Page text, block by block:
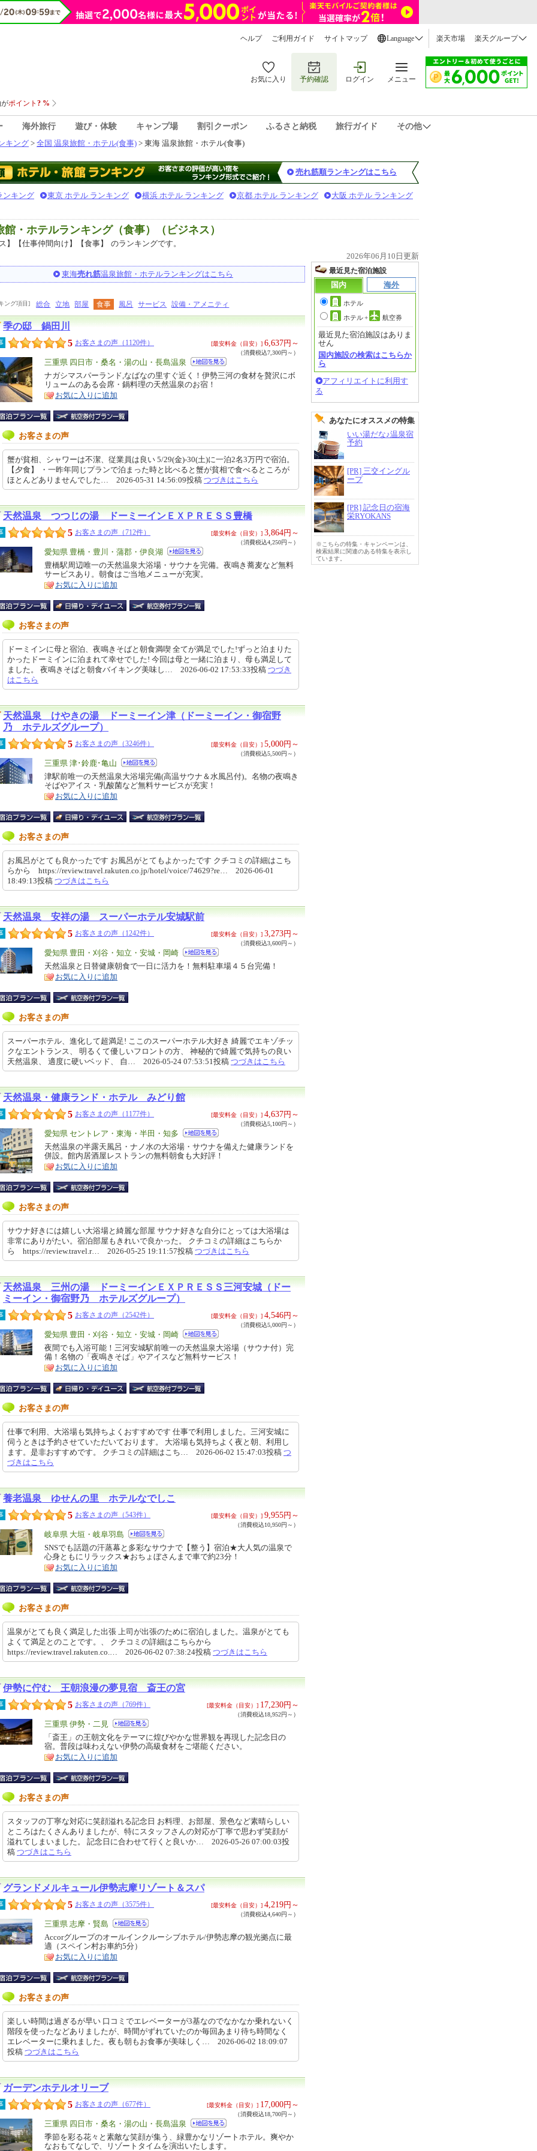
ヘルプ ご利用ガイド サイトマップ Language 楽天市場 楽天グループ
お気に入り 予約確認 ログイン メニュー
海外旅行 遊び・体験 キャンプ場 割引クーポン ふるさと納税 旅行ガイド
その他
キング > 全国 温泉旅館・ホテル(食事) > 東海 温泉旅館・ホテル(食事)
売れ筋順ランキングはこちら
ンキング 東京 ホテル ランキング 横浜 ホテル ランキング 京都 ホテル ランキング 大阪 ホテル ランキング
・ホテルランキング（食事）（ビジネス）
】【仕事仲間向け】【食事】
のランキングです。
2026年06月10日更新
東海売れ筋温泉旅館・ホテルランキングはこちら
ング項目] 総合 立地 部屋 食事 風呂 サービス 設備・アメニティ
季の邸 鍋田川
5 お客さまの声（1120件） [最安料金（目安）] 6,637円～
（消費税込7,300円～）
エ
リ
ア
三重県 四日市・桑名・湯の山・長島温泉
特
徴
ナガシマスパーランド,なばなの里すぐ近く！伊勢三河の食材を贅沢にボ
リュームのある会席・鍋料理の天然温泉のお宿！
お気に入りに追加
お客さまの声
蟹が貧相、シャワーは不潔、従業員は良い 5/29(金)-30(土)に一泊2名3万円で宿泊。
【夕食】 ・一昨年同じプランで泊まった時と比べると蟹が貧相で食べるところが
ほとんどありませんでした… 2026-05-31 14:56:09投稿 つづきはこちら
天然温泉 つつじの湯 ドーミーインＥＸＰＲＥＳＳ豊橋
5 お客さまの声（712件） [最安料金（目安）] 3,864円～
（消費税込4,250円～）
エ
リ
ア
愛知県 豊橋・豊川・蒲郡・伊良湖
特
徴
豊橋駅周辺唯一の天然温泉大浴場・サウナを完備。夜鳴き蕎麦など無料
サービスあり。朝食はご当地メニューが充実。
お気に入りに追加
お客さまの声
ドーミインに母と宿泊、夜鳴きそばと朝食満喫 全てが満足でした!ずっと泊まりた
かったドーミインに泊まれて幸せでした! 今回は母と一緒に泊まり、母も満足して
ました。 夜鳴きそばと朝食バイキング美味し… 2026-06-02 17:53:33投稿 つづき
はこちら
天然温泉 けやきの湯 ドーミーイン津（ドーミーイン・御宿野
乃 ホテルズグループ）
5 お客さまの声（3246件） [最安料金（目安）] 5,000円～
（消費税込5,500円～）
エ
リ
ア
三重県 津･鈴鹿･亀山
特
徴
津駅前唯一の天然温泉大浴場完備(高温サウナ＆水風呂付)。名物の夜鳴き
そばやアイス・乳酸菌など無料サービスが充実！
お気に入りに追加
お客さまの声
お風呂がとても良かったです お風呂がとてもよかったです クチコミの詳細はこち
らから https://review.travel.rakuten.co.jp/hotel/voice/74629?re… 2026-06-01
18:49:13投稿 つづきはこちら
天然温泉 安祥の湯 スーパーホテル安城駅前
5 お客さまの声（1242件） [最安料金（目安）] 3,273円～
（消費税込3,600円～）
エ
リ
ア
愛知県 豊田・刈谷・知立・安城・岡崎
特
徴
天然温泉と日替健康朝食で一日に活力を！無料駐車場４５台完備！
お気に入りに追加
お客さまの声
スーパーホテル、進化して超満足! ここのスーパーホテル大好き 綺麗でエキゾチッ
クなエントランス、 明るくて優しいフロントの方、 神秘的で綺麗で気持ちの良い
天然温泉、 適度に硬いベッド、 自… 2026-05-24 07:53:51投稿 つづきはこちら
天然温泉・健康ランド・ホテル みどり館
5 お客さまの声（1177件） [最安料金（目安）] 4,637円～
（消費税込5,100円～）
エ
リ
ア
愛知県 セントレア・東海・半田・知多
特
徴
天然温泉の半露天風呂・ナノ水の大浴場・サウナを備えた健康ランドを
併設。館内居酒屋レストランの無料朝食も大好評！
お気に入りに追加
お客さまの声
サウナ好きには嬉しい大浴場と綺麗な部屋 サウナ好きな自分にとっては大浴場は
非常にありがたい。宿泊部屋もきれいで良かった。 クチコミの詳細はこちらか
ら https://review.travel.r… 2026-05-25 19:11:57投稿 つづきはこちら
天然温泉 三州の湯 ドーミーインＥＸＰＲＥＳＳ三河安城（ドー
ミーイン・御宿野乃 ホテルズグループ）
5 お客さまの声（2542件） [最安料金（目安）] 4,546円～
（消費税込5,000円～）
エ
リ
ア
愛知県 豊田・刈谷・知立・安城・岡崎
特
徴
夜間でも入浴可能！三河安城駅前唯一の天然温泉大浴場（サウナ付）完
備！名物の「夜鳴きそば」やアイスなど無料サービス！
お気に入りに追加
お客さまの声
仕事で利用、大浴場も気持ちよくおすすめです 仕事で利用しました。三河安城に
伺うときは予約させていただいております。 大浴場も気持ちよく夜と朝、利用し
ます。是非おすすめです。 クチコミの詳細はこち… 2026-06-02 15:47:03投稿 つ
づきはこちら
養老温泉 ゆせんの里 ホテルなでしこ
5 お客さまの声（543件） [最安料金（目安）] 9,955円～
（消費税込10,950円～）
エ
リ
ア
岐阜県 大垣・岐阜羽島
特
徴
SNSでも話題の汗蒸幕と多彩なサウナで【整う】宿泊★大人気の温泉で
心身ともにリラックス★おちょぼさんまで車で約23分！
お気に入りに追加
お客さまの声
温泉がとても良く満足した出張 上司が出張のために宿泊しました。温泉がとても
よくて満足とのことです。、 クチコミの詳細はこちらから
https://review.travel.rakuten.co.… 2026-06-02 07:38:24投稿 つづきはこちら
伊勢に佇む 王朝浪漫の夢見宿 斎王の宮
5 お客さまの声（769件） [最安料金（目安）] 17,230円～
（消費税込18,952円～）
エ
リ
ア
三重県 伊勢・二見
特
徴
「斎王」の王朝文化をテーマに煌びやかな世界観を再現した記念日の
宿。普段は味わえない伊勢の高級食材をご堪能ください。
お気に入りに追加
お客さまの声
スタッフの丁寧な対応に笑顔溢れる記念日 お料理、お部屋、景色など素晴らしい
ところはたくさんありましたが、特にスタッフさんの対応が丁寧で思わず笑顔が
溢れてしまいました。 記念日に合わせて行くと良いか… 2026-05-26 07:00:03投
稿 つづきはこちら
グランドメルキュール伊勢志摩リゾート＆スパ
5 お客さまの声（3575件） [最安料金（目安）] 4,219円～
（消費税込4,640円～）
エ
リ
ア
三重県 志摩・賢島
特
徴
Accorグループのオールインクルーシブホテル/伊勢志摩の観光拠点に最
適（スペイン村お車約5分）
お気に入りに追加
お客さまの声
楽しい時間は過ぎるが早い 口コミでエレベーターが3基なのでなかなか乗れないく
階段を使ったなどありましたが、時間がずれていたのか毎回あまり待ち時間なく
エレベーターに乗れました。夜も朝もお食事が美味しく… 2026-06-02 18:09:07
投稿 つづきはこちら
ガーデンホテルオリーブ
5 お客さまの声（677件） [最安料金（目安）] 17,000円～
（消費税込18,700円～）
エ
リ
三重県 四日市・桑名・湯の山・長島温泉
特
季節を彩る花々と素敵な笑顔が集う、緑豊かなリゾートホテル。爽やか
なおもてなしで、リゾートタイムを演出いたします。
最近見た宿泊施設
国内
海外
ホテル
ホテル+ 航空券
最近見た宿泊施設はありま
せん
国内施設の検索はこちらか
ら
アフィリエイトに利用す
る
あなたにオススメの特集
いい湯だな♪温泉宿
予約
[PR] 三交イングル
ープ
[PR] 記念日の宿海
栄RYOKANS
※こちらの特集・キャンペーンは、
検索結果に関連のある特集を表示し
ています。